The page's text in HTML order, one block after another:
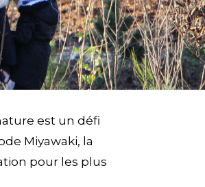
est un défi
Miyawaki, la
pour les plus